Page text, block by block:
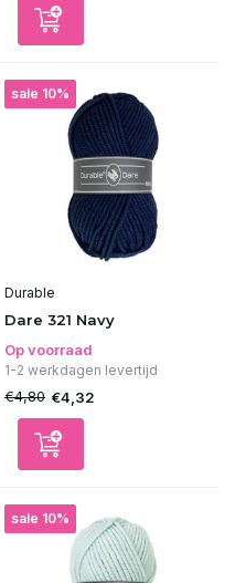
sale 10%
Durable
Dare 321 Navy
Op voorraad
1-2 werkdagen levertijd
€4,80 €4,32
sale 10%